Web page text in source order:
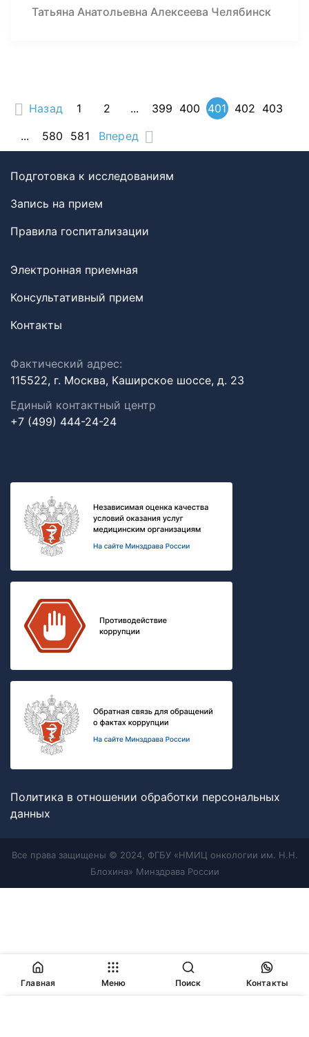
Татьяна Анатольевна Алексеева Челябинск
Назад 1 2 ... 399 400 401 402 403
...
580 581 Вперед
Подготовка к исследованиям
Запись на прием
Правила госпитализации
Электронная приемная
Консультативный прием
Контакты
Фактический адрес:
115522, г. Москва, Каширское шоссе, д. 23
Единый контактный центр
+7 (499) 444-24-24
Политика в отношении обработки персональных
данных
Все права защищены © 2024, ФГБУ «НМИЦ онкологии им. Н.Н.
Блохина» Минздрава России
Главная Меню Поиск Контакты